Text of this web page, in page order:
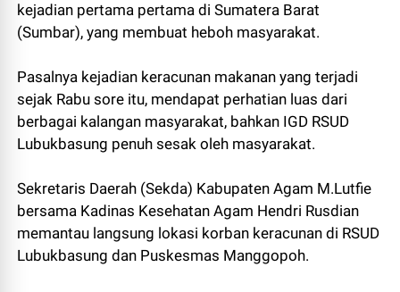
kejadian pertama pertama di Sumatera Barat
(Sumbar), yang membuat heboh masyarakat.
Pasalnya kejadian keracunan makanan yang terjadi
sejak Rabu sore itu, mendapat perhatian luas dari
berbagai kalangan masyarakat, bahkan IGD RSUD
Lubukbasung penuh sesak oleh masyarakat.
Sekretaris Daerah (Sekda) Kabupaten Agam M.Lutfie
bersama Kadinas Kesehatan Agam Hendri Rusdian
memantau langsung lokasi korban keracunan di RSUD
Lubukbasung dan Puskesmas Manggopoh.